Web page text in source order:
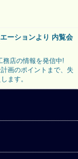
ーションより 内覧会
務店の情報を発信中!
画のポイントまで、失
ます。